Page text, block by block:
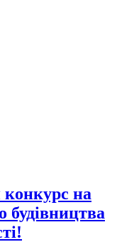
на
будівництва